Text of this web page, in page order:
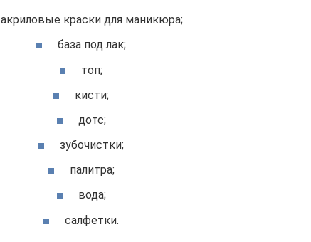
акриловые краски для маникюра;
база под лак;
топ;
кисти;
дотс;
зубочистки;
палитра;
вода;
салфетки.